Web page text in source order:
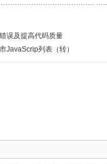
误及提高代码质量
JavaScrip列表（转）